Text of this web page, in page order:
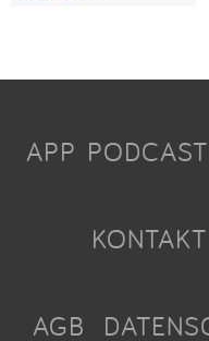
APP PODCAST
KONTAKT
AGB